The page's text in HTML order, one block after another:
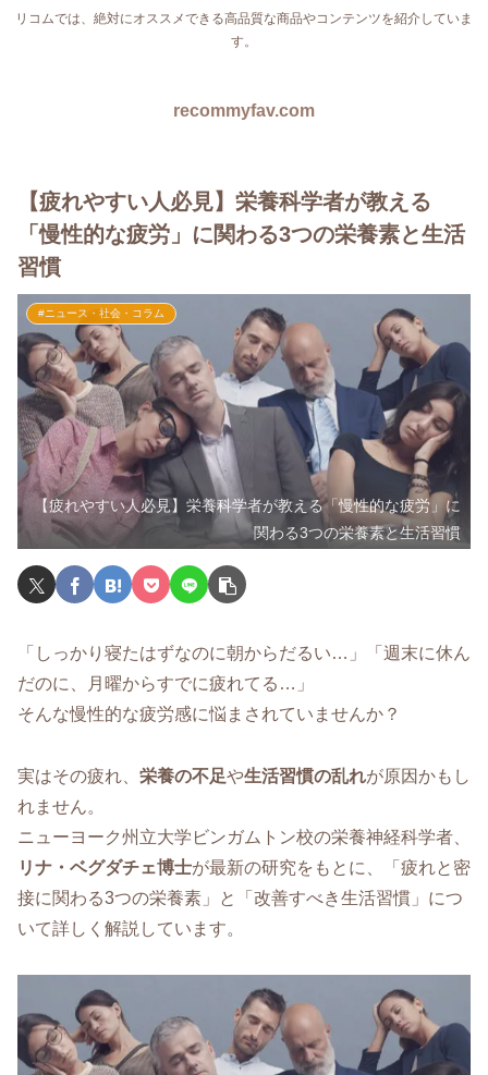
リコムでは、絶対にオススメできる高品質な商品やコンテンツを紹介していま
す。
recommyfav.com
【疲れやすい人必見】栄養科学者が教える
「慢性的な疲労」に関わる3つの栄養素と生活
習慣
#ニュース・社会・コラム
【疲れやすい人必見】栄養科学者が教える「慢性的な疲労」に
関わる3つの栄養素と生活習慣
「しっかり寝たはずなのに朝からだるい…」「週末に休ん
だのに、月曜からすでに疲れてる…」
そんな慢性的な疲労感に悩まされていませんか？
実はその疲れ、 栄養の不足や生活習慣の乱れが原因かもし
れません。
ニューヨーク州立大学ビンガムトン校の栄養神経科学者、
リナ・ベグダチェ博士が最新の研究をもとに、「疲れと密
接に関わる3つの栄養素」と「改善すべき生活習慣」につ
いて詳しく解説しています。